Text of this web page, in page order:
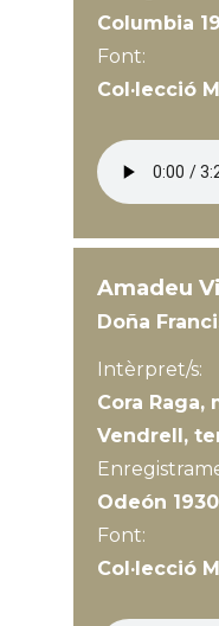
Columbia
Font:
Col·lecció
Amadeu
Doña
Intèrpret/s:
Cora Raga,
Vendrell,
Odeón 1930
Font:
Col·lecció